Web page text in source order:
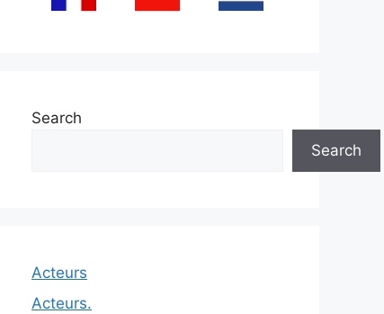
Search
Search
Acteurs
Acteurs.